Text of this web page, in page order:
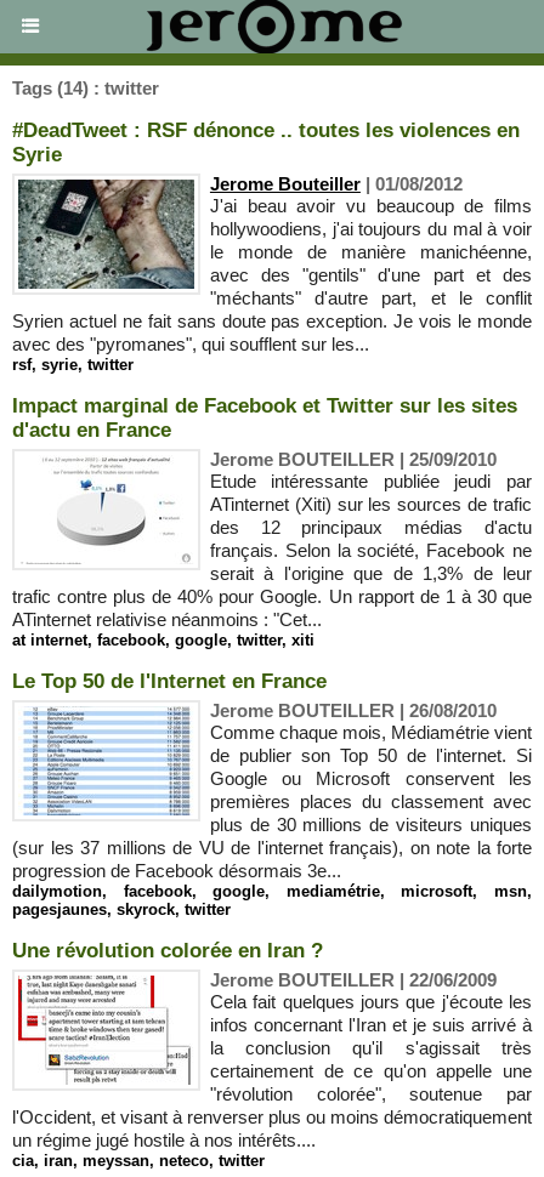
Tags (14) : twitter
#DeadTweet : RSF dénonce .. toutes les violences en
Syrie
Jerome Bouteiller| 01/08/2012
J'ai beau avoir vu beaucoup de films
hollywoodiens, j'ai toujours du mal à voir
le monde de manière manichéenne,
avec des "gentils" d'une part et des
"méchants" d'autre part, et le conflit
Syrien actuel ne fait sans doute pas exception. Je vois le monde
avec des "pyromanes", qui soufflent sur les...
rsf, syrie, twitter
Impact marginal de Facebook et Twitter sur les sites
d'actu en France
Jerome BOUTEILLER | 25/09/2010
Etude intéressante publiée jeudi par
ATinternet (Xiti) sur les sources de trafic
des 12 principaux médias d'actu
français. Selon la société, Facebook ne
serait à l'origine que de 1,3% de leur
trafic contre plus de 40% pour Google. Un rapport de 1 à 30 que
ATinternet relativise néanmoins : "Cet...
at internet, facebook, google, twitter, xiti
Le Top 50 de l'Internet en France
Jerome BOUTEILLER | 26/08/2010
Comme chaque mois, Médiamétrie vient
de publier son Top 50 de l'internet. Si
Google ou Microsoft conservent les
premières places du classement avec
plus de 30 millions de visiteurs uniques
(sur les 37 millions de VU de l'internet français), on note la forte
progression de Facebook désormais 3e...
dailymotion, facebook,google, mediamétrie,microsoft,msn,
pagesjaunes, skyrock, twitter
Une révolution colorée en Iran ?
Jerome BOUTEILLER | 22/06/2009
Cela fait quelques jours que j'écoute les
infos concernant l'Iran et je suis arrivé à
la conclusion qu'il s'agissait très
certainement de ce qu'on appelle une
"révolution colorée", soutenue par
l'Occident, et visant à renverser plus ou moins démocratiquement
un régime jugé hostile à nos intérêts....
cia, iran, meyssan, neteco, twitter